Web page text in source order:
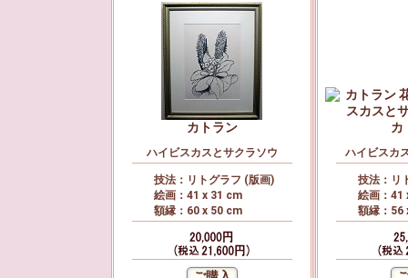
カトラン
ハイビスカスとサクラソウ
技法：リトグラフ (版画)
絵画：41 x 31 cm
額縁：60 x 50 cm
カ
ハイビスカ
技法：リ
絵画：41
額縁：56